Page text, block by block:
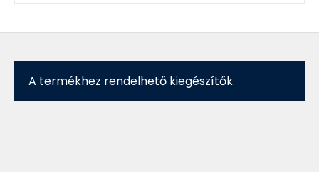
A termékhez rendelhető kiegészítők